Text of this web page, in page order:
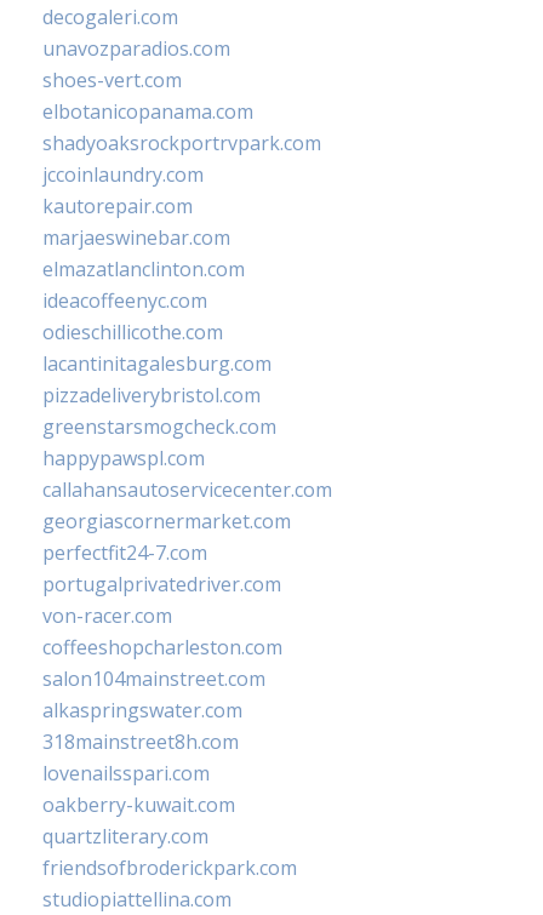
decogaleri.com
unavozparadios.com
shoes-vert.com
elbotanicopanama.com
shadyoaksrockportrvpark.com
jccoinlaundry.com
kautorepair.com
marjaeswinebar.com
elmazatlanclinton.com
ideacoffeenyc.com
odieschillicothe.com
lacantinitagalesburg.com
pizzadeliverybristol.com
greenstarsmogcheck.com
happypawspl.com
callahansautoservicecenter.com
georgiascornermarket.com
perfectfit24-7.com
portugalprivatedriver.com
von-racer.com
coffeeshopcharleston.com
salon104mainstreet.com
alkaspringswater.com
318mainstreet8h.com
lovenailsspari.com
oakberry-kuwait.com
quartzliterary.com
friendsofbroderickpark.com
studiopiattellina.com